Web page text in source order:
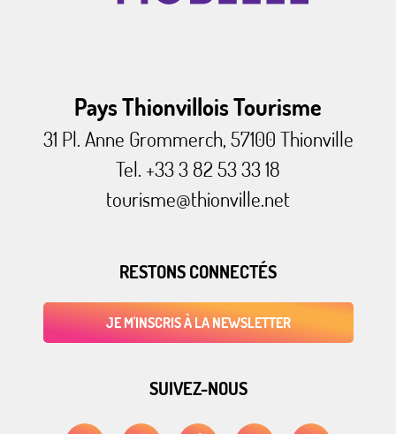
Pays Thionvillois Tourisme
31 Pl. Anne Grommerch, 57100 Thionville
Tel. +33 3 82 53 33 18
tourisme@thionville.net
RESTONS CONNECTÉS
JE M'INSCRIS À LA NEWSLETTER
SUIVEZ-NOUS